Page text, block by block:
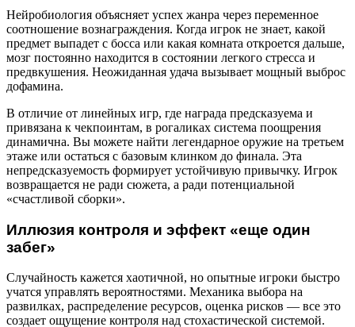
Нейробиология объясняет успех жанра через переменное
соотношение вознаграждения. Когда игрок не знает, какой
предмет выпадет с босса или какая комната откроется дальше,
мозг постоянно находится в состоянии легкого стресса и
предвкушения. Неожиданная удача вызывает мощный выброс
дофамина.
В отличие от линейных игр, где награда предсказуема и
привязана к чекпоинтам, в рогаликах система поощрения
динамична. Вы можете найти легендарное оружие на третьем
этаже или остаться с базовым клинком до финала. Эта
непредсказуемость формирует устойчивую привычку. Игрок
возвращается не ради сюжета, а ради потенциальной
«счастливой сборки».
Иллюзия контроля и эффект «еще один
забег»
Случайность кажется хаотичной, но опытные игроки быстро
учатся управлять вероятностями. Механика выбора на
развилках, распределение ресурсов, оценка рисков — все это
создает ощущение контроля над стохастической системой.